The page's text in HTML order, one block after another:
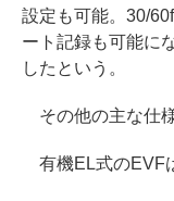
設定も可能。30/
ート記録も可能に
したという。
その他の主な仕
有機EL式のEVF